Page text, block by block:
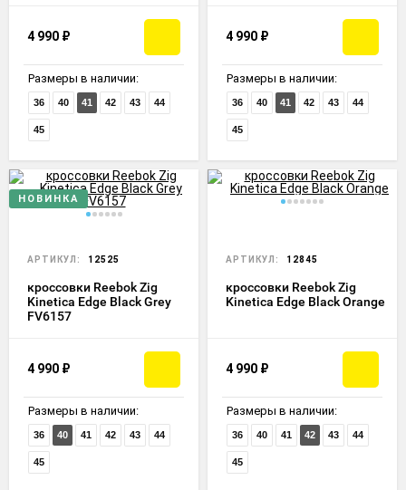
4 990 ₽
Размеры в наличии:
36 40 41 42 43 44
45
4 990 ₽
Размеры в наличии:
36 40 41 42 43 44
45
НОВИНКА
АРТИКУЛ: 12525
кроссовки Reebok Zig
Kinetica Edge Black Grey
FV6157
4 990 ₽
Размеры в наличии:
36 40 41 42 43 44
45
АРТИКУЛ: 12845
кроссовки Reebok Zig
Kinetica Edge Black Orange
4 990 ₽
Размеры в наличии:
36 40 41 42 43 44
45